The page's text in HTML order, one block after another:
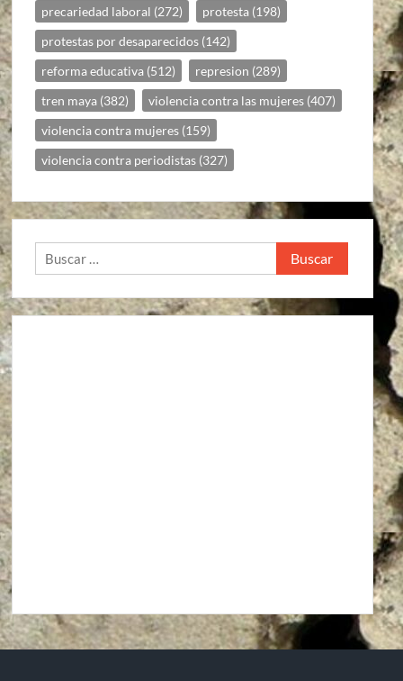
precariedad laboral (272) protesta (198)
protestas por desaparecidos (142)
reforma educativa (512) represion (289)
tren maya (382) violencia contra las mujeres (407)
violencia contra mujeres (159)
violencia contra periodistas (327)
Buscar: